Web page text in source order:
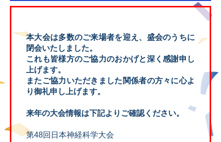
本大会は多数のご来場者を迎え、盛会のうちに
閉会いたしました。
これも皆様方のご協力のおかげと深く感謝申し
上げます。
またご協力いただきました関係者の方々に心よ
り御礼申し上げます。
来年の大会情報は下記よりご確認ください。
第48回日本神経科学大会